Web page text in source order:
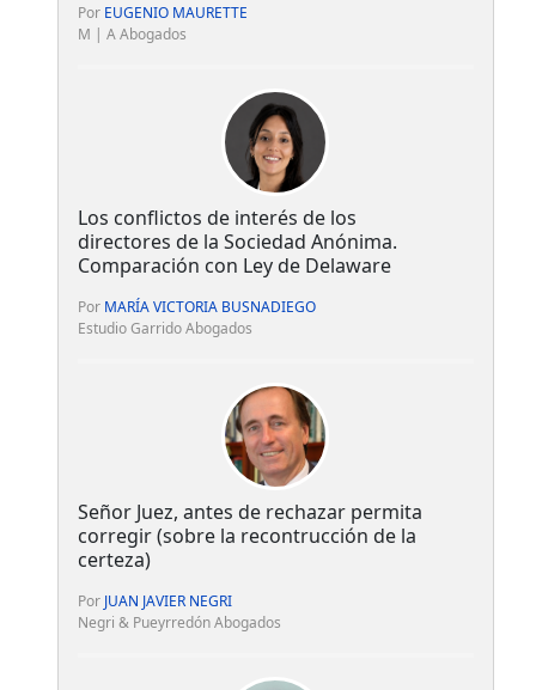
Por EUGENIO MAURETTE
M | A Abogados
Los conflictos de interés de los
directores de la Sociedad Anónima.
Comparación con Ley de Delaware
Por MARÍA VICTORIA BUSNADIEGO
Estudio Garrido Abogados
Señor Juez, antes de rechazar permita
corregir (sobre la recontrucción de la
certeza)
Por JUAN JAVIER NEGRI
Negri & Pueyrredón Abogados